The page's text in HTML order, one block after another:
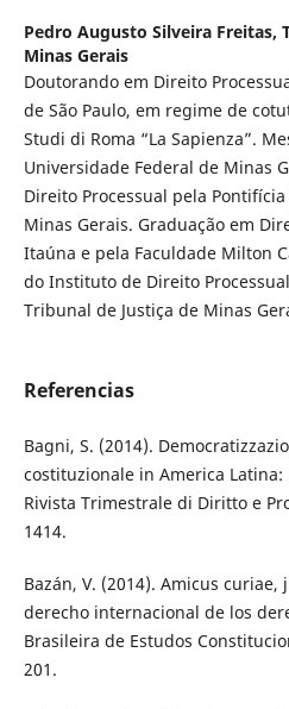
Pedro Augusto Silveira Freitas,
Minas Gerais
Doutorando em Direito
de São Paulo, em regime de
Studi di Roma “La Sapienza”.
Universidade Federal de Minas
Direito Processual pela
Minas Gerais. Graduação em
Itaúna e pela Faculdade Milton
do Instituto de Direito
Tribunal de Justiça de Minas
Referencias
Bagni, S. (2014).
costituzionale in America
Rivista Trimestrale di Diritto e
1414.
Bazán, V. (2014). Amicus
derecho internacional de los
Brasileira de Estudos
201.